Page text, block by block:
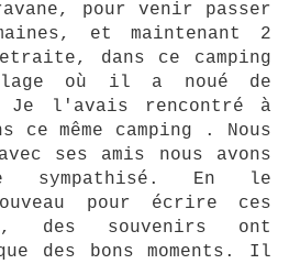
pour venir passer
et maintenant 2
dans ce camping
où il a noué de
Je l'avais rencontré à
ce même camping . Nous
ses amis nous avons
En le
pour écrire ces
des souvenirs ont
des bons moments. Il